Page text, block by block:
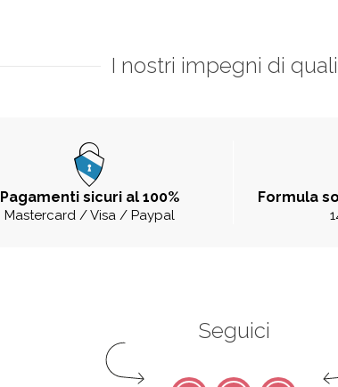
I nostri impegni di
Pagamenti sicuri al 100%
Mastercard / Visa / Paypal
Formula
Seguici